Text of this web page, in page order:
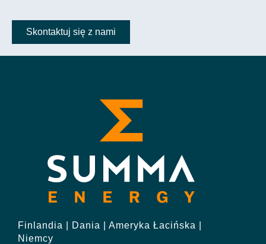
Skontaktuj się z nami
Finlandia | Dania | Ameryka Łacińska |
Niemcy